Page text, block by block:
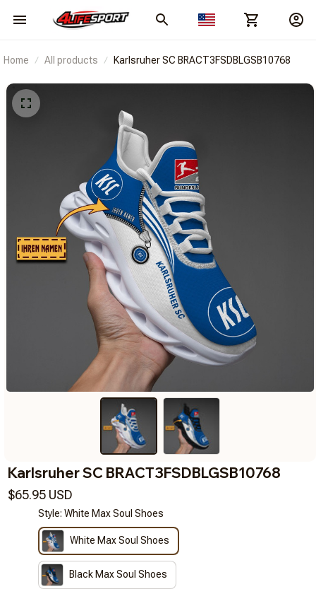
Home All products Karlsruher SC BRACT3FSDBLGSB10768
Karlsruher SC BRACT3FSDBLGSB10768
$65.95 USD
Style: White Max Soul Shoes
White Max Soul Shoes
Black Max Soul Shoes